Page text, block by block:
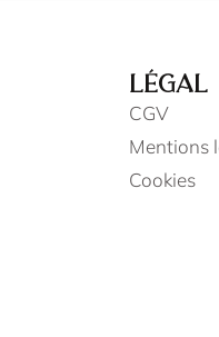
LÉGAL
CGV
Mentions
Cookies